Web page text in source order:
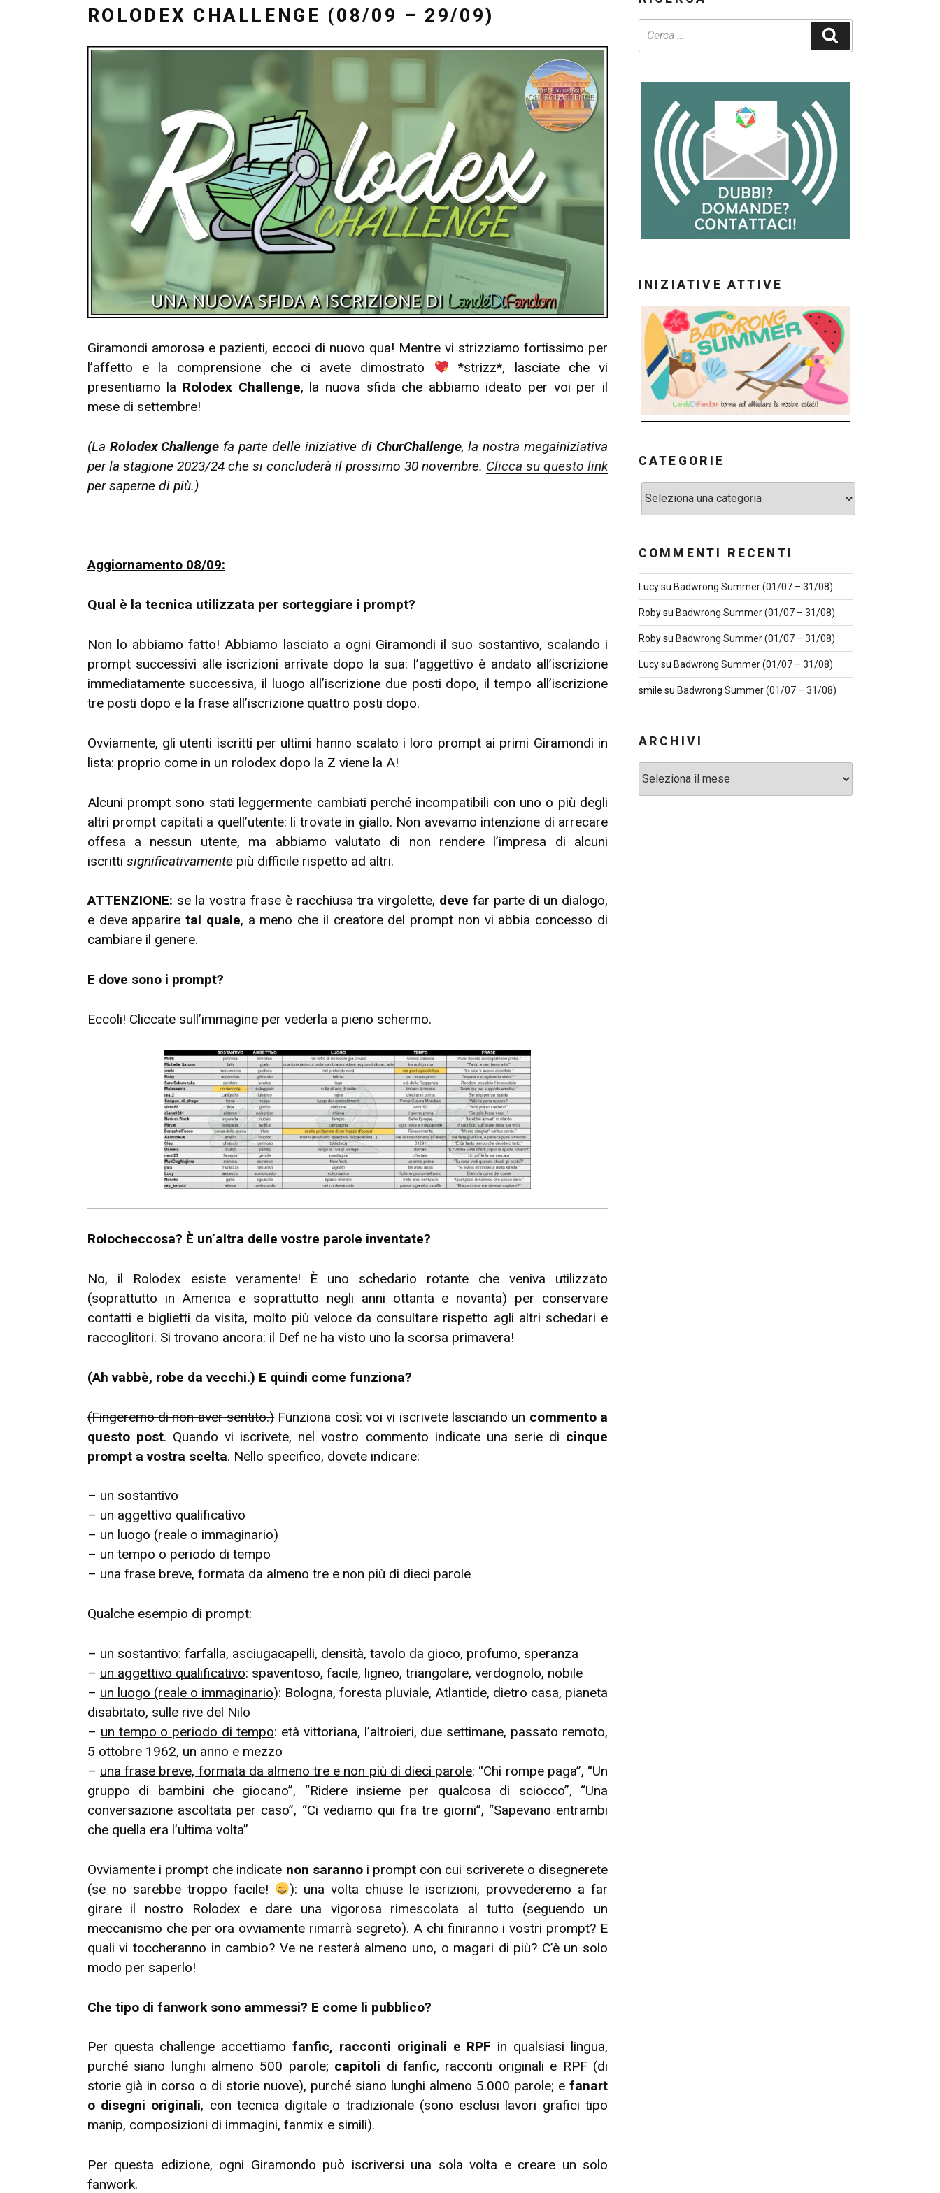
ROLODEX CHALLENGE (08/09 – 29/09)
Giramondi amorosə e pazienti, eccoci di nuovo qua! Mentre vi strizziamo fortissimo per
l’affetto e la comprensione che ci avete dimostrato
*strizz*, lasciate che vi
presentiamo la Rolodex Challenge, la nuova sfida che abbiamo ideato per voi per il
mese di settembre!
(La Rolodex Challenge fa parte delle iniziative di ChurChallenge, la nostra megainiziativa
per la stagione 2023/24 che si concluderà il prossimo 30 novembre. Clicca su questo link
per saperne di più.)
Aggiornamento 08/09:
Qual è la tecnica utilizzata per sorteggiare i prompt?
Non lo abbiamo fatto! Abbiamo lasciato a ogni Giramondi il suo sostantivo, scalando i
prompt successivi alle iscrizioni arrivate dopo la sua: l’aggettivo è andato all’iscrizione
immediatamente successiva, il luogo all’iscrizione due posti dopo, il tempo all’iscrizione
tre posti dopo e la frase all’iscrizione quattro posti dopo.
Ovviamente, gli utenti iscritti per ultimi hanno scalato i loro prompt ai primi Giramondi in
lista: proprio come in un rolodex dopo la Z viene la A!
Alcuni prompt sono stati leggermente cambiati perché incompatibili con uno o più degli
altri prompt capitati a quell’utente: li trovate in giallo. Non avevamo intenzione di arrecare
offesa a nessun utente, ma abbiamo valutato di non rendere l’impresa di alcuni
iscritti significativamentepiù difficile rispetto ad altri.
ATTENZIONE: se la vostra frase è racchiusa tra virgolette, deve far parte di un dialogo,
e deve appariretal quale, a meno che il creatore del prompt non vi abbia concesso di
cambiare il genere.
E dove sono i prompt?
Eccoli! Cliccate sull’immagine per vederla a pieno schermo.
Rolocheccosa? È un’altra delle vostre parole inventate?
No, il Rolodex esiste veramente! È uno schedario rotante che veniva utilizzato
(soprattutto in America e soprattutto negli anni ottanta e novanta) per conservare
contatti e biglietti da visita, molto più veloce da consultare rispetto agli altri schedari e
raccoglitori. Si trovano ancora: il Def ne ha visto uno la scorsa primavera!
(Ah vabbè, robe da vecchi.)E quindi come funziona?
(Fingeremo di non aver sentito.) Funziona così: voi vi iscrivete lasciando un commento a
questo post. Quando vi iscrivete, nel vostro commento indicate una serie di cinque
prompt a vostra scelta. Nello specifico, dovete indicare:
– un sostantivo
– un aggettivo qualificativo
– un luogo (reale o immaginario)
– un tempo o periodo di tempo
– una frase breve, formata da almeno tre e non più di dieci parole
Qualche esempio di prompt:
– un sostantivo: farfalla, asciugacapelli, densità, tavolo da gioco, profumo, speranza
– un aggettivo qualificativo: spaventoso, facile, ligneo, triangolare, verdognolo, nobile
– un luogo (reale o immaginario): Bologna, foresta pluviale, Atlantide, dietro casa, pianeta
disabitato, sulle rive del Nilo
– un tempo o periodo di tempo: età vittoriana, l’altroieri, due settimane, passato remoto,
5 ottobre 1962, un anno e mezzo
– una frase breve, formata da almeno tre e non più di dieci parole: “Chi rompe paga”, “Un
gruppo di bambini che giocano”, “Ridere insieme per qualcosa di sciocco”, “Una
conversazione ascoltata per caso”, “Ci vediamo qui fra tre giorni”, “Sapevano entrambi
che quella era l’ultima volta”
Ovviamente i prompt che indicate non sarannoi prompt con cui scriverete o disegnerete
(se no sarebbe troppo facile!
): una volta chiuse le iscrizioni, provvederemo a far
girare il nostro Rolodex e dare una vigorosa rimescolata al tutto (seguendo un
meccanismo che per ora ovviamente rimarrà segreto). A chi finiranno i vostri prompt? E
quali vi toccheranno in cambio? Ve ne resterà almeno uno, o magari di più? C’è un solo
modo per saperlo!
Che tipo di fanwork sono ammessi? E come li pubblico?
Per questa challenge accettiamofanfic, racconti originali e RPF in qualsiasi lingua,
purché siano lunghi almeno 500 parole; capitoli di fanfic, racconti originali e RPF (di
storie già in corso o di storie nuove), purché siano lunghi almeno 5.000 parole; e fanart
o disegni originali, con tecnica digitale o tradizionale (sono esclusi lavori grafici tipo
manip, composizioni di immagini, fanmix e simili).
Per questa edizione, ogni Giramondo può iscriversi una sola volta e creare un solo
fanwork.
INIZIATIVE ATTIVE
CATEGORIE
COMMENTI RECENTI
Lucysu Badwrong Summer (01/07 – 31/08)
Robysu Badwrong Summer (01/07 – 31/08)
Robysu Badwrong Summer (01/07 – 31/08)
Lucysu Badwrong Summer (01/07 – 31/08)
smile su Badwrong Summer (01/07 – 31/08)
ARCHIVI